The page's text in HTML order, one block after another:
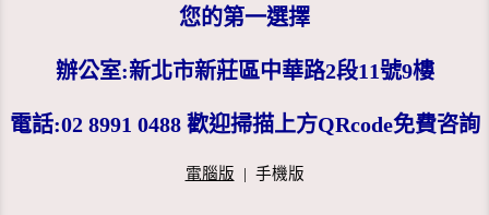
您的第一選擇
辦公室:新北市新莊區中華路2段11號9樓
電話:02 8991 0488 歡迎掃描上方QRcode免費咨詢
電腦版 | 手機版